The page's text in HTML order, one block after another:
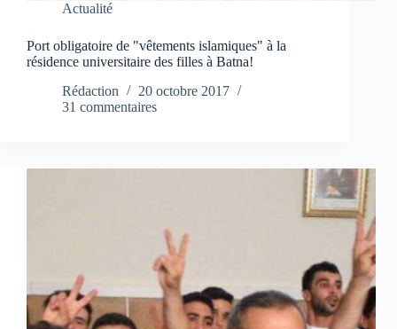
Actualité
Port obligatoire de "vêtements islamiques" à la
résidence universitaire des filles à Batna!
Rédaction
20 octobre 2017
31 commentaires